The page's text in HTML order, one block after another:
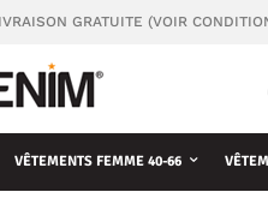
GRATUITE (VOIR
VÊTEMENTS FEMME 40-66